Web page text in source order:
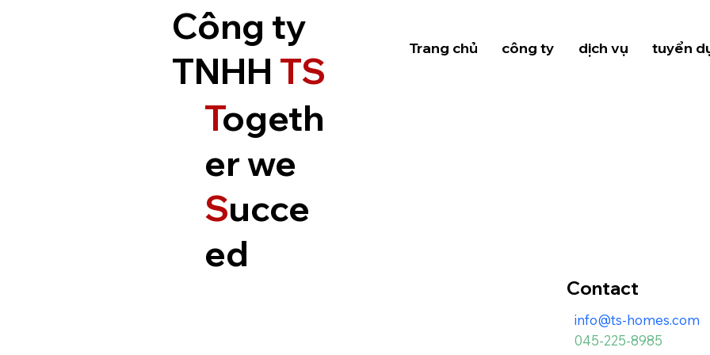
Trang chủ công ty dịch vụ tuyển
Công ty
TNHH TS
Togeth
er we
Succe
ed
Contact
info@ts-homes.com
045-225-8985